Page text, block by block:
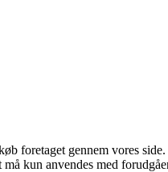
foretaget gennem vores side.
kun anvendes med